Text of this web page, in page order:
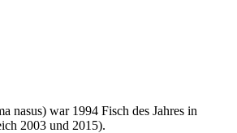
nasus) war 1994 Fisch des Jahres in
2003 und 2015).